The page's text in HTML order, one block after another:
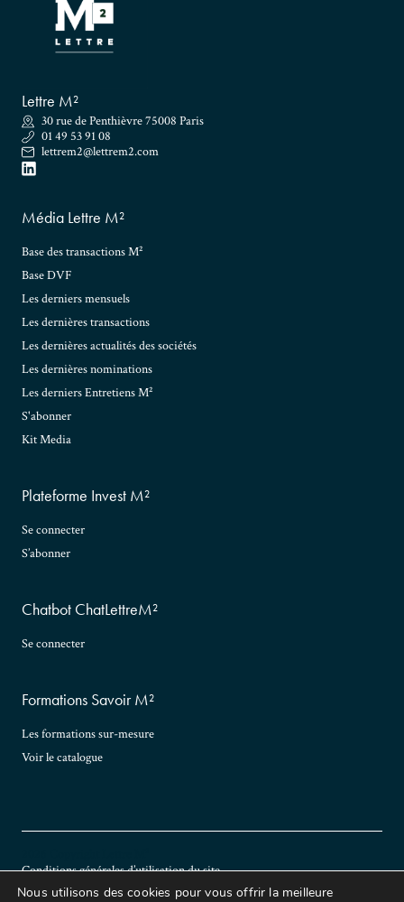
Lettre M²
30 rue de Penthièvre 75008 Paris
01 49 53 91 08
lettrem2@lettrem2.com
Média Lettre M²
Base des transactions M²
Base DVF
Les derniers mensuels
Les dernières transactions
Les dernières actualités des sociétés
Les dernières nominations
Les derniers Entretiens M²
S'abonner
Kit Media
Plateforme Invest M²
Se connecter
S’abonner
Chatbot ChatLettreM²
Se connecter
Formations Savoir M²
Les formations sur-mesure
Voir le catalogue
Conditions générales d’utilisation du site
Politique de confidentialité
Nous utilisons des cookies pour vous offrir la meilleure